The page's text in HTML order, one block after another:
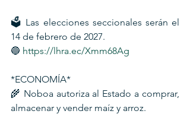
🗳️ Las elecciones seccionales serán el
14 de febrero de 2027.
🔵 https://lhra.ec/Xmm68Ag
*ECONOMÍA*
🌾 Noboa autoriza al Estado a comprar,
almacenar y vender maíz y arroz.